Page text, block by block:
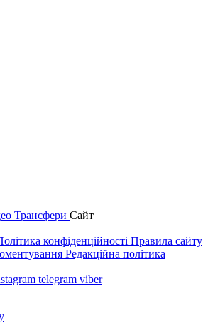
Трансфери Сайт
конфіденційності Правила сайту
Редакційна політика
telegram viber